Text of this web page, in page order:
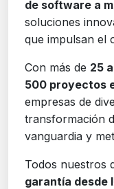
de software a
soluciones
que impulsan el
Con más de 25
500 proyectos
empresas de
transformación
vanguardia y
Todos nuestros
garantía desde